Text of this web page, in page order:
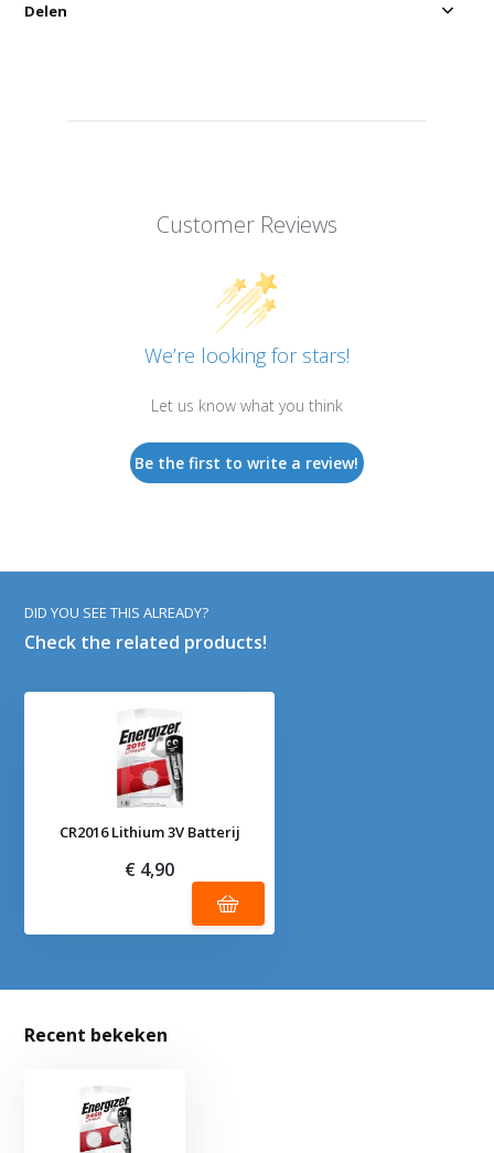
Customer Reviews
We’re looking for stars!
Let us know what you think
Be the first to write a review!
Delen
DID YOU SEE THIS ALREADY?
Check the related products!
CR2016 Lithium 3V Batterij
€ 4,90
Recent bekeken